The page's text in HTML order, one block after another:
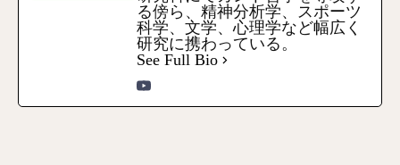
る傍ら、精神分析学、スポーツ
科学、文学、心理学など幅広く
研究に携わっている。
See Full Bio